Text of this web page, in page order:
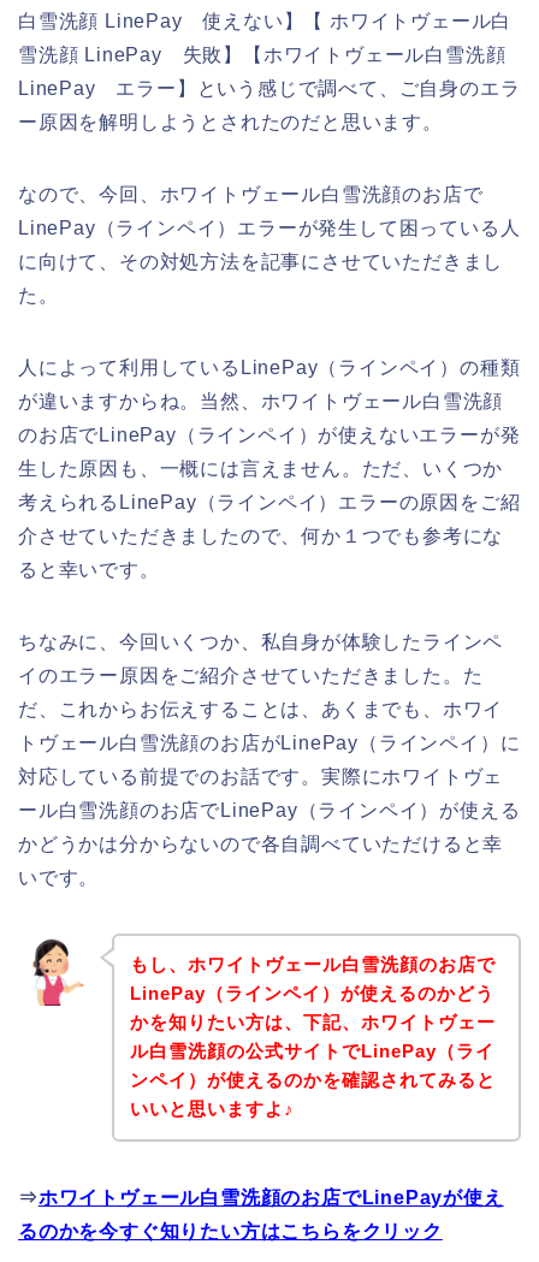
白雪洗顔 LinePay 使えない】【 ホワイトヴェール白
雪洗顔 LinePay 失敗】【ホワイトヴェール白雪洗顔
LinePay エラー】という感じで調べて、ご自身のエラ
ー原因を解明しようとされたのだと思います。
なので、今回、ホワイトヴェール白雪洗顔のお店で
LinePay（ラインペイ）エラーが発生して困っている人
に向けて、その対処方法を記事にさせていただきまし
た。
人によって利用しているLinePay（ラインペイ）の種類
が違いますからね。当然、ホワイトヴェール白雪洗顔
のお店でLinePay（ラインペイ）が使えないエラーが発
生した原因も、一概には言えません。ただ、いくつか
考えられるLinePay（ラインペイ）エラーの原因をご紹
介させていただきましたので、何か１つでも参考にな
ると幸いです。
ちなみに、今回いくつか、私自身が体験したラインペ
イのエラー原因をご紹介させていただきました。た
だ、これからお伝えすることは、あくまでも、ホワイ
トヴェール白雪洗顔のお店がLinePay（ラインペイ）に
対応している前提でのお話です。実際にホワイトヴェ
ール白雪洗顔のお店でLinePay（ラインペイ）が使える
かどうかは分からないので各自調べていただけると幸
いです。
もし、ホワイトヴェール白雪洗顔のお店で
LinePay（ラインペイ）が使えるのかどう
かを知りたい方は、下記、ホワイトヴェー
ル白雪洗顔の公式サイトでLinePay（ライ
ンペイ）が使えるのかを確認されてみると
いいと思いますよ♪
⇒ホワイトヴェール白雪洗顔のお店でLinePayが使え
るのかを今すぐ知りたい方はこちらをクリック